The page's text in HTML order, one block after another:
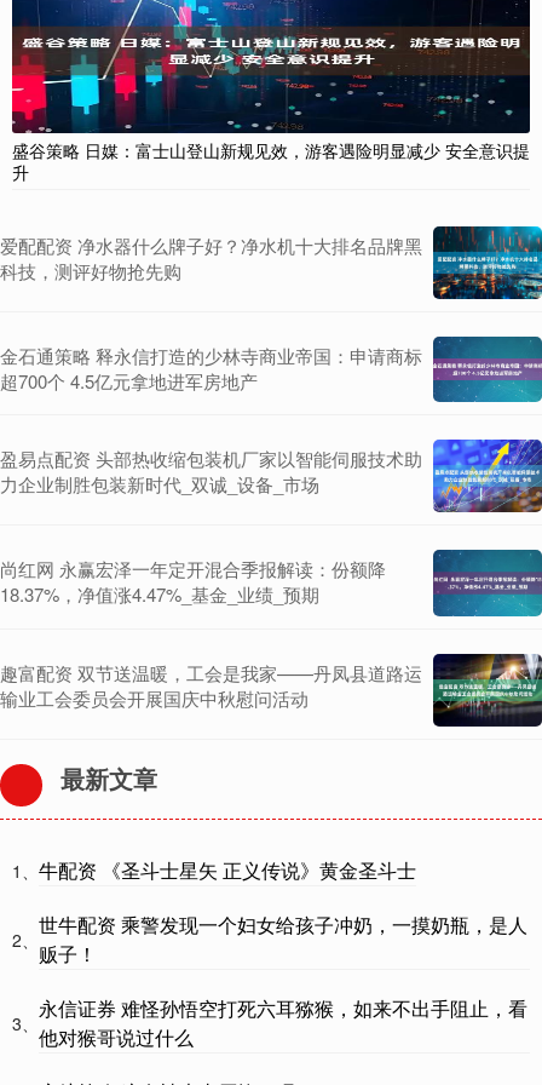
盛谷策略 日媒：富士山登山新规见效，游客遇险明显减少 安全意识提
升
爱配配资 净水器什么牌子好？净水机十大排名品牌黑
科技，测评好物抢先购
金石通策略 释永信打造的少林寺商业帝国：申请商标
超700个 4.5亿元拿地进军房地产
盈易点配资 头部热收缩包装机厂家以智能伺服技术助
力企业制胜包装新时代_双诚_设备_市场
尚红网 永赢宏泽一年定开混合季报解读：份额降
18.37%，净值涨4.47%_基金_业绩_预期
趣富配资 双节送温暖，工会是我家——丹凤县道路运
输业工会委员会开展国庆中秋慰问活动
最新文章
1、 牛配资 《圣斗士星矢 正义传说》黄金圣斗士
2、
世牛配资 乘警发现一个妇女给孩子冲奶，一摸奶瓶，是人
贩子！
3、
永信证券 难怪孙悟空打死六耳猕猴，如来不出手阻止，看
他对猴哥说过什么